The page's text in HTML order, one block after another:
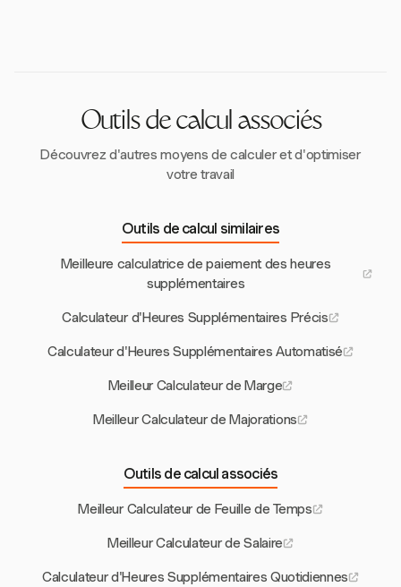
Outils de calcul associés
Découvrez d'autres moyens de calculer et d'optimiser
votre travail
Outils de calcul similaires
Meilleure calculatrice de paiement des heures
supplémentaires
Calculateur d'Heures Supplémentaires Précis
Calculateur d'Heures Supplémentaires Automatisé
Meilleur Calculateur de Marge
Meilleur Calculateur de Majorations
Outils de calcul associés
Meilleur Calculateur de Feuille de Temps
Meilleur Calculateur de Salaire
Calculateur d'Heures Supplémentaires Quotidiennes